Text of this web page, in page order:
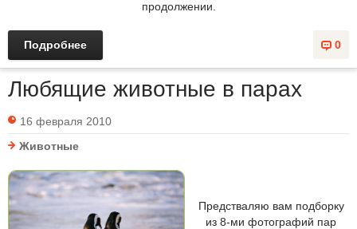
продолжении.
0
Подробнее
Любящие животные в парах
16 февраля 2010
Животные
Предстваляю вам подборку
из 8-ми фотографий пар